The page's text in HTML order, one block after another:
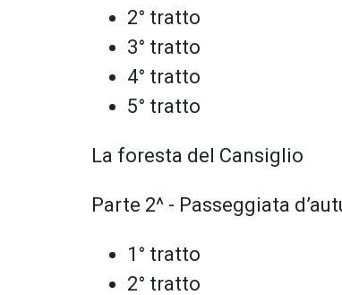
2° tratto
3° tratto
4° tratto
5° tratto
La foresta del Cansiglio
Parte 2^ - Passeggiata
1° tratto
2° tratto